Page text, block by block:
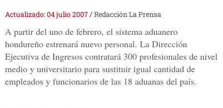
Actualizado: 04 julio 2007/Redacción La Prensa
A partir del uno de febrero, el sistema aduanero
hondureño estrenará nuevo personal. La Dirección
Ejecutiva de Ingresos contratará 300 profesionales de nivel
medio y universitario para sustituir igual cantidad de
empleados y funcionarios de las 18 aduanas del país.